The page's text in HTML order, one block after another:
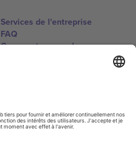
Services de l'entreprise
FAQ
Comment ça marche
Centre d'information sur la